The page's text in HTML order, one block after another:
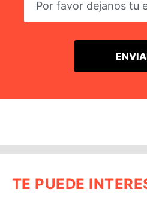
TE PUEDE